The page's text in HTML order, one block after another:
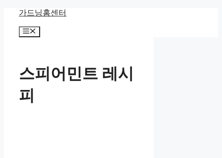
가드닝홈센터
메
스피어민트 레시
피